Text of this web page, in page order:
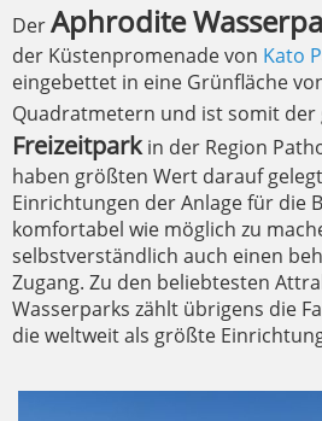
DerAphrodite
der Küstenpromenade von Kato
eingebettet in eine Grünfläche
Quadratmetern und ist somit
Freizeitparkin der Region
haben größten Wert darauf
Einrichtungen der Anlage für die
komfortabel wie möglich zu
selbstverständlich auch einen
Zugang. Zu den beliebtesten
Wasserparks zählt übrigens die
die weltweit als größte